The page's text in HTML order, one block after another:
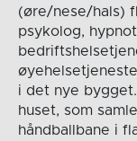
(øre/nese/hals)
psykolog,
i det nye
huset, som
håndballbane i